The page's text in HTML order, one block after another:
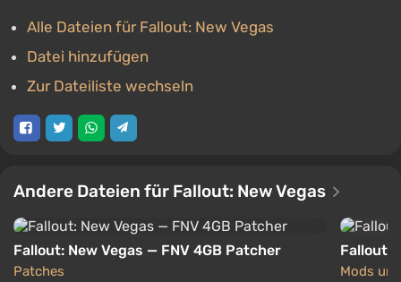
Alle Dateien für Fallout: New Vegas
Datei hinzufügen
Zur Dateiliste wechseln
Andere Dateien für Fallout: New Vegas
Fallout: New Vegas — FNV 4GB Patcher
Patches
Fallout:
Mods